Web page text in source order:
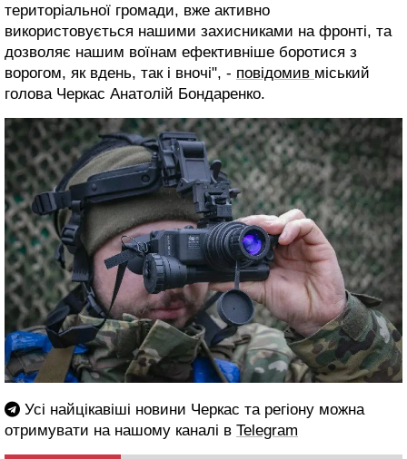
територіальної громади, вже активно
використовується нашими захисниками на фронті, та
дозволяє нашим воїнам ефективніше боротися з
ворогом, як вдень, так і вночі", - повідомив міський
голова Черкас Анатолій Бондаренко.
Усі найцікавіші новини Черкас та регіону можна
отримувати на нашому каналі в Telegram